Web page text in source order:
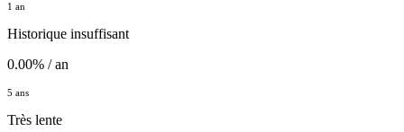
1 an
Historique insuffisant
0.00% / an
5 ans
Très lente